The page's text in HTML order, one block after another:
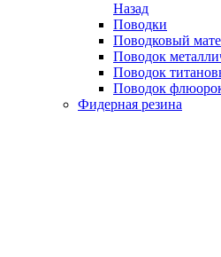
Назад
Поводки
Поводковый
Поводок
Поводок
Поводок
Фидерная резина